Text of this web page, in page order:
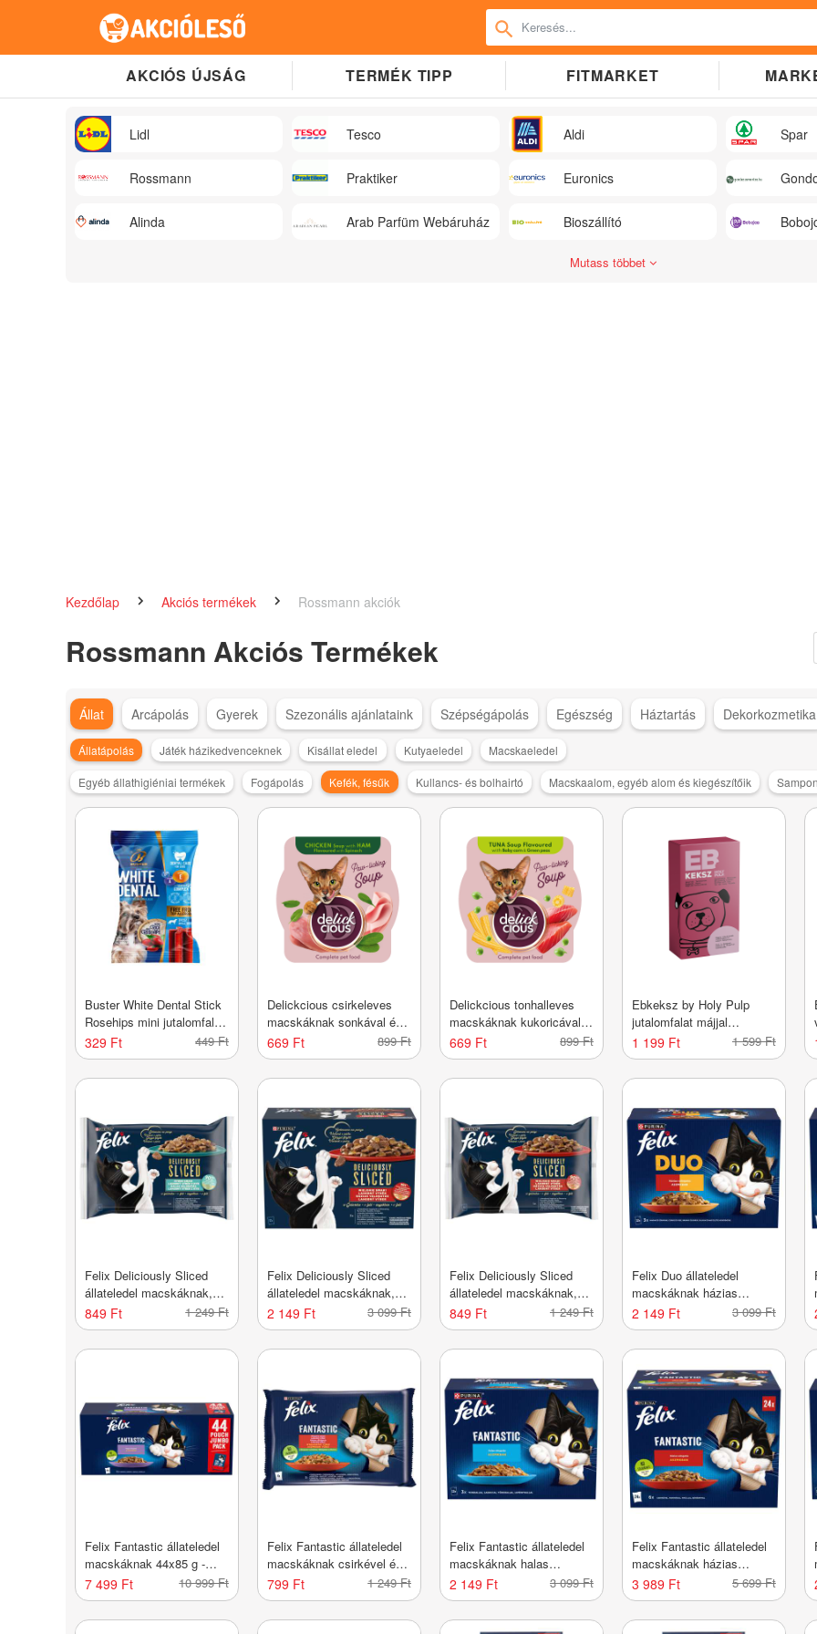
AKCIÓS ÚJSÁG TERMÉK TIPP FITMARKET
Lidl Tesco Aldi Spar
Rossmann Praktiker Euronics
Alinda Arab Parfüm Webáruház Bioszállító
Mutass többet
Kezdőlap Akciós termékek Rossmann akciók
Rossmann Akciós Termékek
Állat Arcápolás Gyerek Szezonális ajánlataink Szépségápolás Egészség Háztartás Dekorkozmetika
Állatápolás Játék házikedvenceknek Kisállat eledel Kutyaeledel Macskaeledel
Egyéb állathigiéniai termékek Fogápolás Kefék, fésűk Kullancs- és bolhairtó Macskaalom, egyéb alom és kiegészítőik Sampon
Buster White Dental Stick
Rosehips mini jutalomfalat
kutyáknak - 110 g
329 Ft 449 Ft
Delickcious csirkeleves
macskáknak sonkával és
spenóttal - 80 g
669 Ft 899 Ft
Delickcious tonhalleves
macskáknak kukoricával
és zöldborsóval - 80 g
669 Ft 899 Ft
Ebkeksz by Holy Pulp
jutalomfalat májjal
kutyáknak - 100 g
1 199 Ft 1 599 Ft
Felix Deliciously Sliced
állateledel macskáknak,
halas válogatás 4x80 g -
320 g
849 Ft 1 249 Ft
Felix Deliciously Sliced
állateledel macskáknak,
házias válogatás 12x80 g -
960 g
2 149 Ft 3 099 Ft
Felix Deliciously Sliced
állateledel macskáknak,
házias válogatás 4x80 g -
320 g
849 Ft 1 249 Ft
Felix Duo állateledel
macskáknak házias
válogatás 12x85 g - 1020 g
2 149 Ft 3 099 Ft
Felix Fantastic állateledel
macskáknak 44x85 g -
3740 g
7 499 Ft 10 999 Ft
Felix Fantastic állateledel
macskáknak csirkével és
marhával 4 x 85 g - 340 g
799 Ft 1 249 Ft
Felix Fantastic állateledel
macskáknak halas
válogatás aszpikban
12x85 g - 1020 g
2 149 Ft 3 099 Ft
Felix Fantastic állateledel
macskáknak házias
válogatás 24*85 g - 2040 g
3 989 Ft 5 699 Ft